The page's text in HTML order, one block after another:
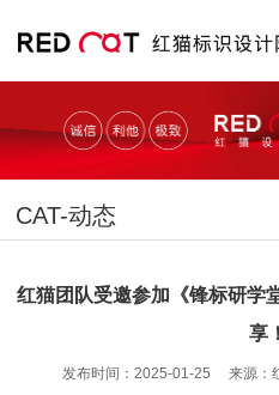
CAT-动态
红猫团队受邀参加《锋标研学
享！
发布时间：2025-01-25 来源：